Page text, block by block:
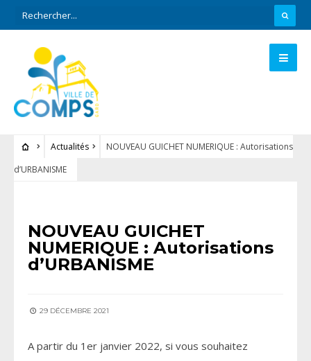
Actualités
NOUVEAU GUICHET NUMERIQUE : Autorisations
d’URBANISME
NOUVEAU GUICHET
NUMERIQUE : Autorisations
d’URBANISME
29 DÉCEMBRE 2021
A partir du 1er janvier 2022, si vous souhaitez